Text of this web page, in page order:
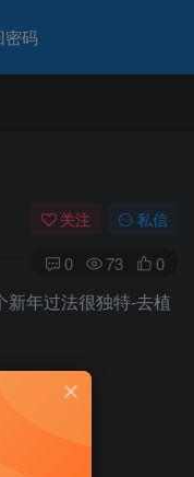
密码
关注 私信
0 73 0
年过法很独特-去植